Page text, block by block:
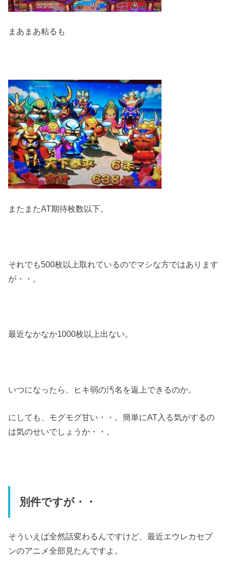
まあまあ粘るも
またまたAT期待枚数以下。
それでも500枚以上取れているのでマシな方ではあります
が・・。
最近なかなか1000枚以上出ない。
いつになったら、ヒキ弱の汚名を返上できるのか。
にしても、モグモグ甘い・・。簡単にAT入る気がするの
は気のせいでしょうか・・。
別件ですが・・
そういえば全然話変わるんですけど、最近エウレカセブ
ンのアニメ全部見たんですよ。